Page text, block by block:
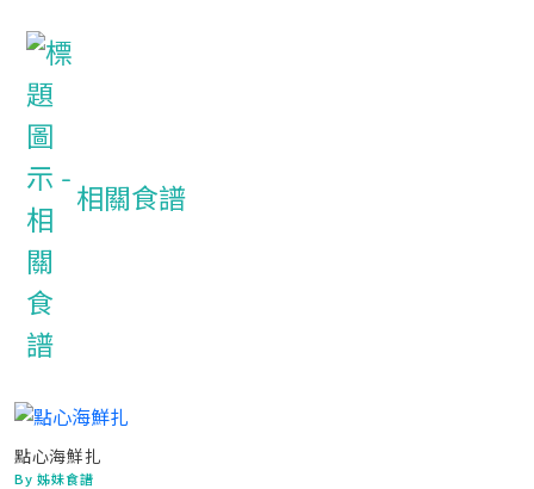
相關食譜
點心海鮮扎
By 姊妹食譜